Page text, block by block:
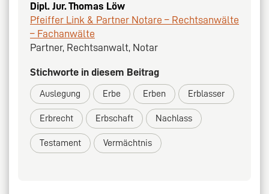
Dipl. Jur. Thomas Löw
Pfeiffer Link & Partner Notare – Rechtsanwälte
– Fachanwälte
Partner, Rechtsanwalt, Notar
Stichworte in diesem Beitrag
Auslegung Erbe Erben Erblasser
Erbrecht Erbschaft Nachlass
Testament Vermächtnis